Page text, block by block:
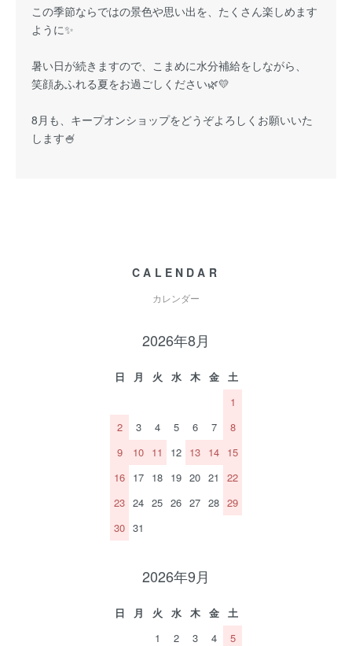
この季節ならではの景色や思い出を、たくさん楽しめます
ように✨
暑い日が続きますので、こまめに水分補給をしながら、
笑顔あふれる夏をお過ごしください🌿💛
8月も、キープオンショップをどうぞよろしくお願いいた
します🍧
CALENDAR
カレンダー
2026年8月
日 月 火 水 木 金
土
1
2
3 4 5 6 7
8
9
10 11 12 13 14 15
16 17 18 19 20 21
22
23 24 25 26 27 28 29
30 31
2026年9月
日 月 火 水 木 金
土
1
2 3 4
5